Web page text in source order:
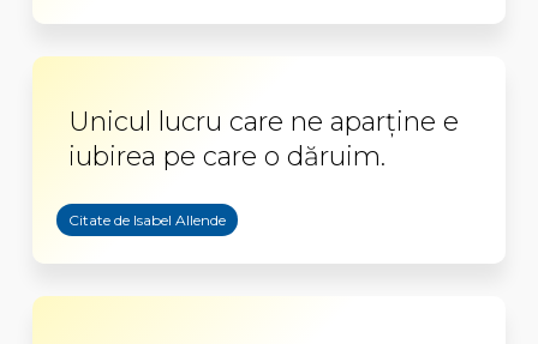
Unicul lucru care ne aparţine e
iubirea pe care o dăruim.
Citate de Isabel Allende